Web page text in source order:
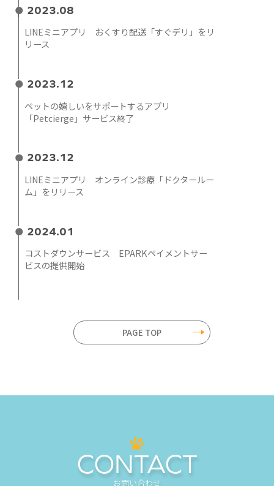
2023.08
LINEミニアプリ おくすり配送「すぐデリ」をリ
リース
2023.12
ペットの嬉しいをサポートするアプリ
「Petcierge」サービス終了
2023.12
LINEミニアプリ オンライン診療「ドクタールー
ム」をリリース
2024.01
コストダウンサービス EPARKペイメントサー
ビスの提供開始
PAGE TOP
CONTACT
お問い合わせ